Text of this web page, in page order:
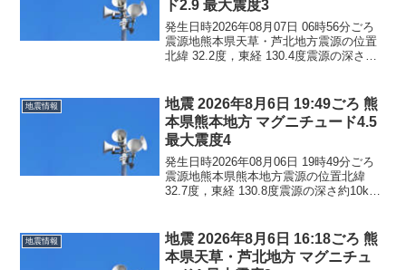
ド2.9 最大震度3
発生日時2026年08月07日 06時56分ごろ
震源地熊本県天草・芦北地方震源の位置
北緯 32.2度，東経 130.4度震源の深さ約
はありません。震度3熊本県...
地震情報
地震 2026年8月6日 19:49ごろ 熊
本県熊本地方 マグニチュード4.5
最大震度4
発生日時2026年08月06日 19時49分ごろ
震源地熊本県熊本地方震源の位置北緯
32.7度，東経 130.8度震源の深さ約10km
りません。震度4熊本県熊本西...
地震情報
地震 2026年8月6日 16:18ごろ 熊
本県天草・芦北地方 マグニチュ